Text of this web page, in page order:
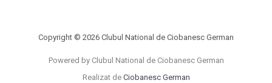
Copyright © 2026 Clubul National de Ciobanesc German
Powered by Clubul National de Ciobanesc German
Realizat de Ciobanesc German